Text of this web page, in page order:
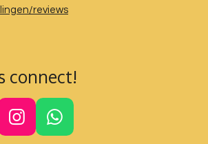
reviews
connect!
I
W